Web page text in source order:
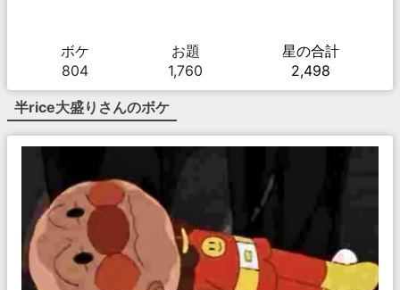
ボケ
804
お題
1,760
星の合計
2,498
半rice大盛り さんのボケ